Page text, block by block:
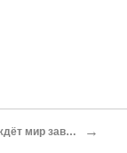
2. Что ждёт мир завтра? →